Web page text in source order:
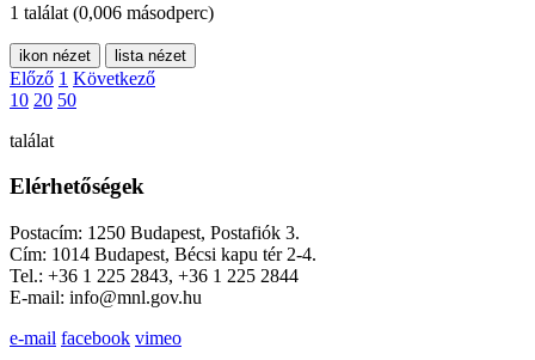
1 találat (0,006 másodperc)
ikon nézet lista nézet
Előző 1 Következő
10 20 50
találat
Elérhetőségek
Postacím: 1250 Budapest, Postafiók 3.
Cím: 1014 Budapest, Bécsi kapu tér 2-4.
Tel.: +36 1 225 2843, +36 1 225 2844
E-mail: info@mnl.gov.hu
e-mail facebook vimeo